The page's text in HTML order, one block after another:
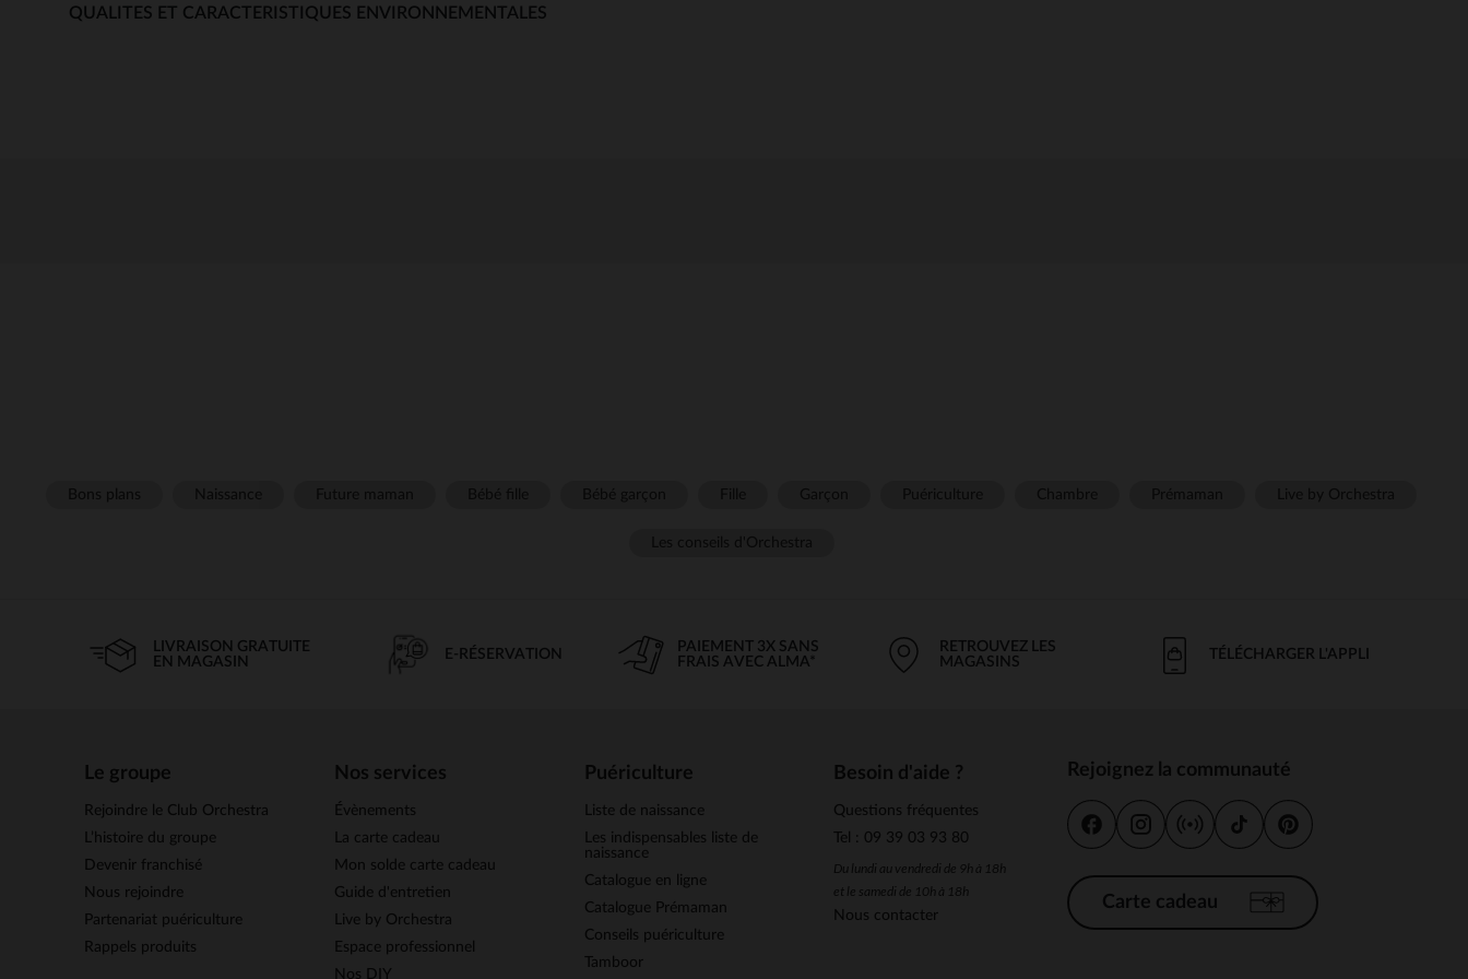
QUALITES ET CARACTERISTIQUES ENVIRONNEMENTALES
LIVRAISON GRATUITE
EN MAGASIN
E-RÉSERVATION
PAIEMENT 3X SANS
FRAIS AVEC ALMA*
RETROUVEZ LES
MAGASINS
TÉLÉCHARGER L'APPLI
Le groupe
Rejoindre le Club Orchestra
L’histoire du groupe
Devenir franchisé
Nous rejoindre
Partenariat puériculture
Rappels produits
Nos services
Évènements
La carte cadeau
Mon solde carte cadeau
Guide d'entretien
Live by Orchestra
Espace professionnel
Nos DIY
Puériculture
Liste de naissance
Les indispensables liste de
naissance
Catalogue en ligne
Catalogue Prémaman
Conseils puériculture
Tamboor
Besoin d'aide ?
Questions fréquentes
Tel : 09 39 03 93 80
Du lundi au vendredi de 9h à 18h
et le samedi de 10h à 18h
Nous contacter
Rejoignez la communauté
Carte cadeau